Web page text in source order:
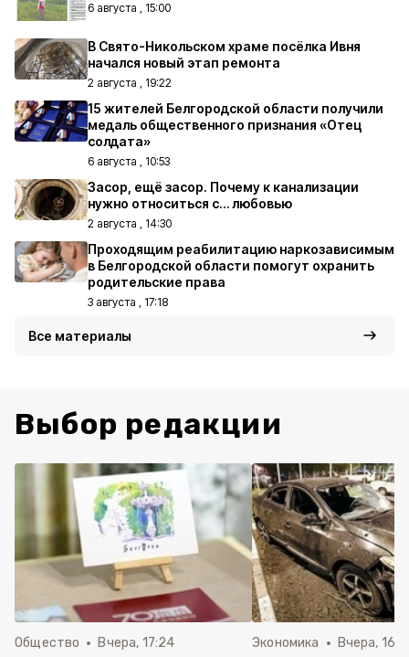
6 августа , 15:00
В Свято-Никольском храме посёлка Ивня
начался новый этап ремонта
2 августа , 19:22
15 жителей Белгородской области получили
медаль общественного признания «Отец
солдата»
6 августа , 10:53
Засор, ещё засор. Почему к канализации
нужно относиться с… любовью
2 августа , 14:30
Проходящим реабилитацию наркозависимым
в Белгородской области помогут охранить
родительские права
3 августа , 17:18
Все материалы
Выбор редакции
Общество Вчера, 17:24 Экономика Вчера,